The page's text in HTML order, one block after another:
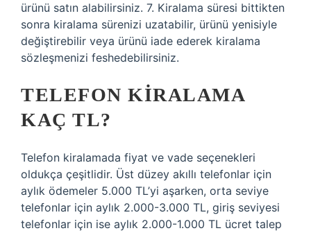
ürünü satın alabilirsiniz. 7. Kiralama süresi bittikten
sonra kiralama sürenizi uzatabilir, ürünü yenisiyle
değiştirebilir veya ürünü iade ederek kiralama
sözleşmenizi feshedebilirsiniz.
TELEFON KIRALAMA
KAÇ TL?
Telefon kiralamada fiyat ve vade seçenekleri
oldukça çeşitlidir. Üst düzey akıllı telefonlar için
aylık ödemeler 5.000 TL’yi aşarken, orta seviye
telefonlar için aylık 2.000-3.000 TL, giriş seviyesi
telefonlar için ise aylık 2.000-1.000 TL ücret talep